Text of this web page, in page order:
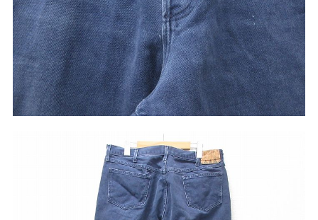
Search by Sizeサイズから探す（メンズ）
ジャケット XS S M L XL
スウェット XS S M L XL
長袖シャツ XS S M L XL
XS S M
XS S M L
W30以下 W31,W32